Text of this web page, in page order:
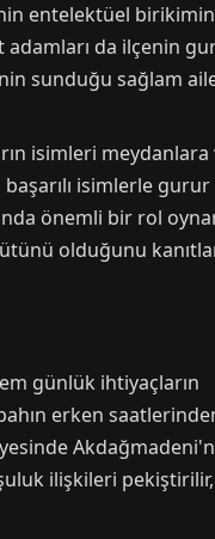
entelektüel
adamları da ilçenin
sunduğu sağlam
isimleri meydanlara
isimlerle gurur
önemli bir rol
olduğunu
günlük ihtiyaçların
erken
ilişkileri